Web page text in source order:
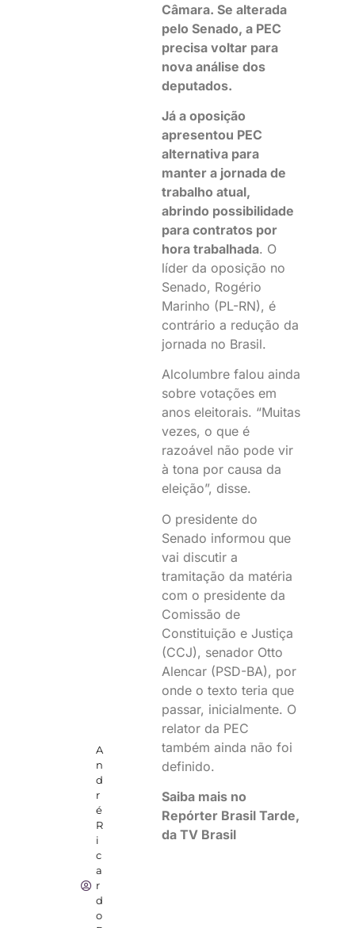
A
n
d
r
é
R
i
c
a
r
d
o
Câmara. Se alterada
pelo Senado, a PEC
precisa voltar para
nova análise dos
deputados.
Já a oposição
apresentou PEC
alternativa para
manter a jornada de
trabalho atual,
abrindo possibilidade
para contratos por
hora trabalhada. O
líder da oposição no
Senado, Rogério
Marinho (PL-RN), é
contrário a redução da
jornada no Brasil.
Alcolumbre falou ainda
sobre votações em
anos eleitorais. “Muitas
vezes, o que é
razoável não pode vir
à tona por causa da
eleição”, disse.
O presidente do
Senado informou que
vai discutir a
tramitação da matéria
com o presidente da
Comissão de
Constituição e Justiça
(CCJ), senador Otto
Alencar (PSD-BA), por
onde o texto teria que
passar, inicialmente. O
relator da PEC
também ainda não foi
definido.
Saiba mais no
Repórter Brasil Tarde,
da TV Brasil